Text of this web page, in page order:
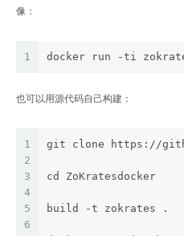
像：
1 docker run -ti
也可以用源代码自己构建：
1
2
3
4
5
6
git clone https://
cd ZoKratesdocker
build -t zokrates .